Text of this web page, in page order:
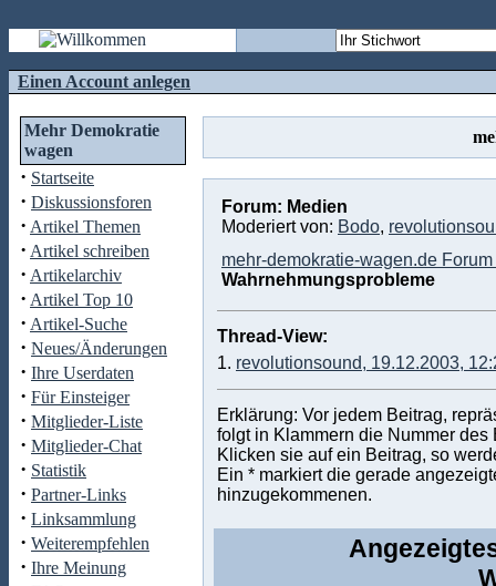
Einen Account anlegen
Mehr Demokratie
wagen
· Startseite
· Diskussionsforen
· Artikel Themen
· Artikel schreiben
· Artikelarchiv
· Artikel Top 10
· Artikel-Suche
· Neues/Änderungen
· Ihre Userdaten
· Für Einsteiger
· Mitglieder-Liste
· Mitglieder-Chat
· Statistik
· Partner-Links
· Linksammlung
· Weiterempfehlen
· Ihre Meinung
Forum: Medien
Moderiert von: Bodo,
mehr-demokratie-wagen.de
Wahrnehmungsprobleme
Thread-View:
1. revolutionsound, 19.12.2003,
Erklärung: Vor jedem Beitrag,
folgt in Klammern die Nummer des
Klicken sie auf ein Beitrag, so
Ein * markiert die gerade
hinzugekommenen.